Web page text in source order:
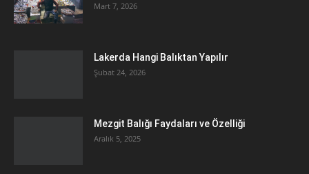
Mart 7, 2026
Lakerda Hangi Balıktan Yapılır
Şubat 24, 2026
Mezgit Balığı Faydaları ve Özelliği
Aralık 5, 2025